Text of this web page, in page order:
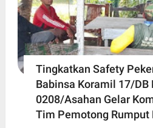
Tingkatkan Safety
Babinsa Koramil 17/DB
0208/Asahan Gelar
Tim Pemotong Rumput